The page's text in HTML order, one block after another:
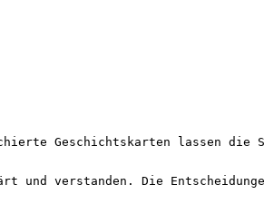
und verstanden. Die